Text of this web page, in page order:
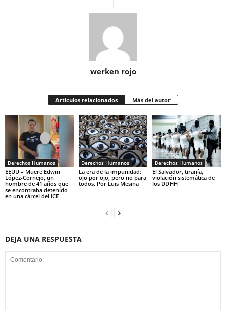
werken rojo
Artículos relacionados Más del autor
Derechos Humanos
EEUU – Muere Edwin
López-Cornejo, un
hombre de 41 años que
se encontraba detenido
en una cárcel del ICE
Derechos Humanos
La era de la impunidad:
ojo por ojo, pero no para
todos. Por Luis Mesina
Derechos Humanos
El Salvador, tiranía,
violación sistemática de
los DDHH
DEJA UNA RESPUESTA